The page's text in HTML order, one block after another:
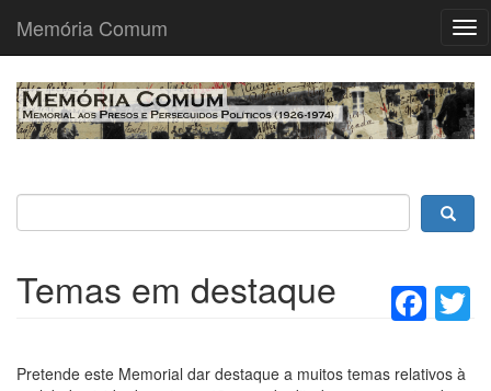
Passar
para
Memória Comum
Temas em destaque
Pretende este Memorial dar destaque a muitos temas relativos à